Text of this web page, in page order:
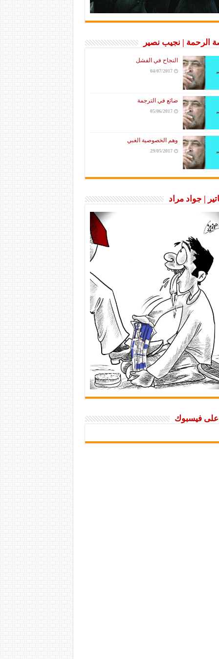
الرحمة | نجيب نصير
النجاح في الفشل
04/07/2017
ضائع في الترجمة
05/06/2017
وهم الخصوصية الغبي
29/05/2017
| جواد مراد
على فيسبوك